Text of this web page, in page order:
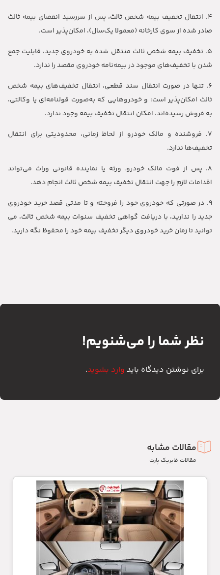
4. انتقال تخفیف بیمه شخص ثالث، پس از سررسید انقضای بیمه ثالث
صادر شده از سوی کارخانه (معمولا یک‌سال)، امکان‌پذیر است.
5. تخفیف‌ بیمه شخص ثالث منتقل شده به خودروی جدید، قابلیت جمع
شدن با تخفیف‌های موجود در بیمه‌نامه خودروی مقصد را ندارد.
6. تنها در صورت انتقال سند قطعی، انتقال تخفیف‌های بیمه شخص
ثالث امکان‌پذیر است؛ و خودروهایی که به‌صورت قولنامه‌ای یا وکالتی،
به فروش رسیده‌اند، امکان انتقال تخفیف بیمه‌ وجود ندارد.
7. فروشنده و مالک خودرو از لحاظ زمانی، محدودیتی برای انتقال
تخفیف‌ها ندارد.
8. پس از فوت مالک خودرو، ورثه یا نماینده قانونی وراث می‌تواند
اقدامات لازم را جهت انتقال تخفیف بیمه شخص ثالث انجام دهد.
9. در صورتی که خودروی خود را فروخته و تا مدتی قصد خرید خودروی
جدید را ندارید، با دریافت گواهی تخفیف سنوات بیمه شخص ثالث، می
توانید تا زمان خرید خودروی دیگر تخفیف بیمه خود را محفوظ نگه دارید.
نظر شما را می‌شنویم!
برای نوشتن دیدگاه باید وارد بشوید.
مقالات مشابه
مقالات فابریک پارت